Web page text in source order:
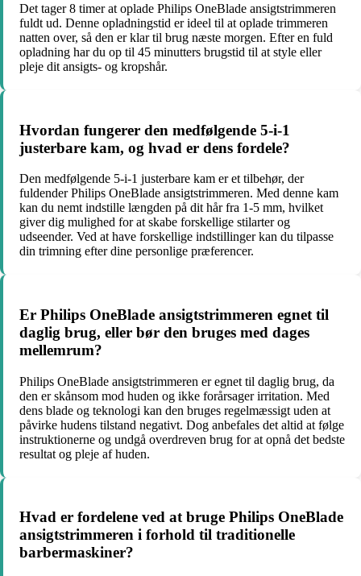
Det tager 8 timer at oplade Philips OneBlade ansigtstrimmeren
fuldt ud. Denne opladningstid er ideel til at oplade trimmeren
natten over, så den er klar til brug næste morgen. Efter en fuld
opladning har du op til 45 minutters brugstid til at style eller
pleje dit ansigts- og kropshår.
Hvordan fungerer den medfølgende 5-i-1
justerbare kam, og hvad er dens fordele?
Den medfølgende 5-i-1 justerbare kam er et tilbehør, der
fuldender Philips OneBlade ansigtstrimmeren. Med denne kam
kan du nemt indstille længden på dit hår fra 1-5 mm, hvilket
giver dig mulighed for at skabe forskellige stilarter og
udseender. Ved at have forskellige indstillinger kan du tilpasse
din trimning efter dine personlige præferencer.
Er Philips OneBlade ansigtstrimmeren egnet til
daglig brug, eller bør den bruges med dages
mellemrum?
Philips OneBlade ansigtstrimmeren er egnet til daglig brug, da
den er skånsom mod huden og ikke forårsager irritation. Med
dens blade og teknologi kan den bruges regelmæssigt uden at
påvirke hudens tilstand negativt. Dog anbefales det altid at følge
instruktionerne og undgå overdreven brug for at opnå det bedste
resultat og pleje af huden.
Hvad er fordelene ved at bruge Philips OneBlade
ansigtstrimmeren i forhold til traditionelle
barbermaskiner?